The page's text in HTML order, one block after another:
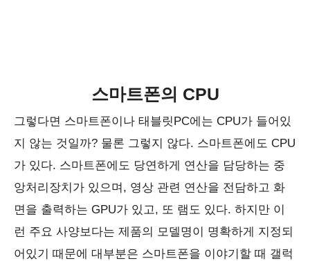
스마트폰의 CPU
그렇다면 스마트폰이나 태블릿PC에는 CPU가 들어있
지 않는 것일까? 물론 그렇지 않다. 스마트폰에도 CPU
가 있다. 스마트폰에도 당연하게 연산을 담당하는 중
앙처리장치가 있으며, 영상 관련 연산을 전담하고 화
면을 출력하는 GPU가 있고, 또 램도 있다. 하지만 이
런 주요 사양보다는 제품의 모델명이 명확하게 지정되
어있기 때문에 대부분은 스마트폰을 이야기할 때 갤럭